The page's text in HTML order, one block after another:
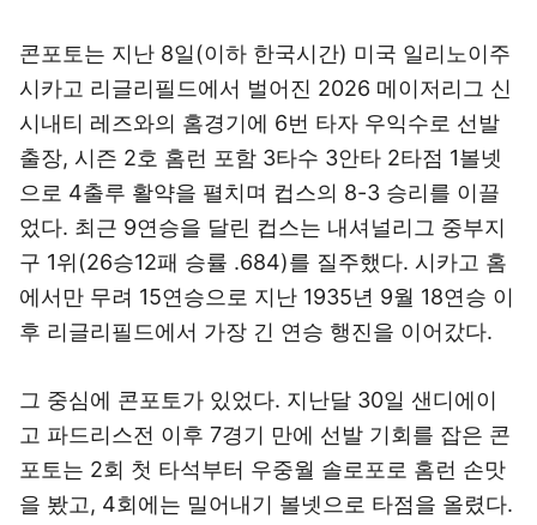
콘포토는 지난 8일(이하 한국시간) 미국 일리노이주
시카고 리글리필드에서 벌어진 2026 메이저리그 신
시내티 레즈와의 홈경기에 6번 타자 우익수로 선발
출장, 시즌 2호 홈런 포함 3타수 3안타 2타점 1볼넷
으로 4출루 활약을 펼치며 컵스의 8-3 승리를 이끌
었다. 최근 9연승을 달린 컵스는 내셔널리그 중부지
구 1위(26승12패 승률 .684)를 질주했다. 시카고 홈
에서만 무려 15연승으로 지난 1935년 9월 18연승 이
후 리글리필드에서 가장 긴 연승 행진을 이어갔다.
그 중심에 콘포토가 있었다. 지난달 30일 샌디에이
고 파드리스전 이후 7경기 만에 선발 기회를 잡은 콘
포토는 2회 첫 타석부터 우중월 솔로포로 홈런 손맛
을 봤고, 4회에는 밀어내기 볼넷으로 타점을 올렸다.